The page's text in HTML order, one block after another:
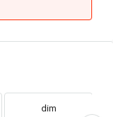
dim